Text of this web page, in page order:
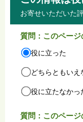
お寄せいただいた
質問：このペー
役に立った
どちらともいえ
役に立たなかっ
質問：このペー